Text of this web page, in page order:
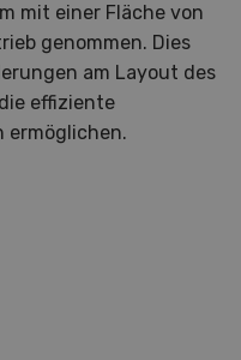
mit einer Fläche von
genommen. Dies
am Layout des
effiziente
ermöglichen.